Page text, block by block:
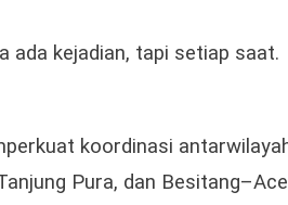
ada kejadian, tapi setiap saat.
koordinasi
Pura, dan